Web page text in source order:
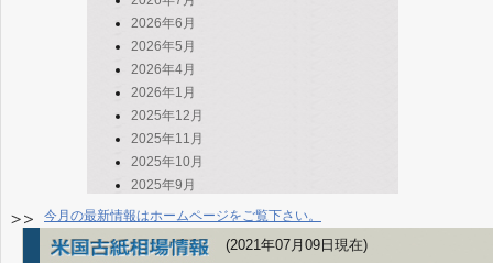
2026年6月
2026年5月
2026年4月
2026年1月
2025年12月
2025年11月
2025年10月
2025年9月
2025年8月
2025年7月
2025年6月
今月の最新情報はホームページをご覧下さい。
(2021年07月09日現在)